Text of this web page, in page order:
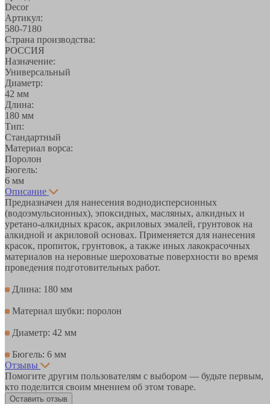
Decor
Артикул:
580-7180
Страна производства:
РОССИЯ
Назначение:
Универсальный
Диаметр:
42 мм
Длина:
180 мм
Тип:
Стандартный
Материал ворса:
Поролон
Бюгель:
6 мм
Описание
Предназначен для нанесения воднодисперсионных
(водоэмульсионных), эпоксидных, масляных, алкидных и
уретано-алкидных красок, акриловых эмалей, грунтовок на
алкидной и акриловой основах. Применяется для нанесения
красок, пропиток, грунтовок, а также иных лакокрасочных
материалов на неровные шероховатые поверхности во время
проведения подготовительных работ.
Длина: 180 мм
Материал шубки: поролон
Диаметр: 42 мм
Бюгель: 6 мм
Отзывы
Помогите другим пользователям с выбором — будьте первым,
кто поделится своим мнением об этом товаре.
Оставить отзыв